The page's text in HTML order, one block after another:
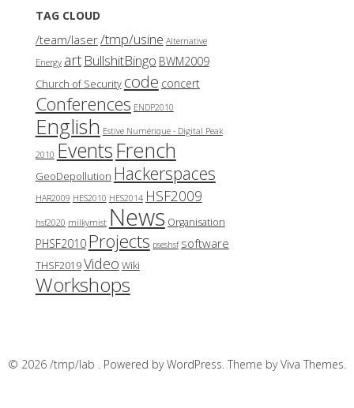
TAG CLOUD
/team/laser/tmp/usine Alternative
Energy art BullshitBingo BWM2009
Church of Security code concert
Conferences ENDP2010
English Estive Numérique - Digital Peak
2010 EventsFrench
GeoDepollution Hackerspaces
HAR2009 HES2010 HES2014 HSF2009
hsf2020 milkymist News Organisation
PHSF2010 Projects pseshsf software
THSF2019Video Wiki
Workshops
© 2026 /tmp/lab . Powered by WordPress. Theme byViva Themes.